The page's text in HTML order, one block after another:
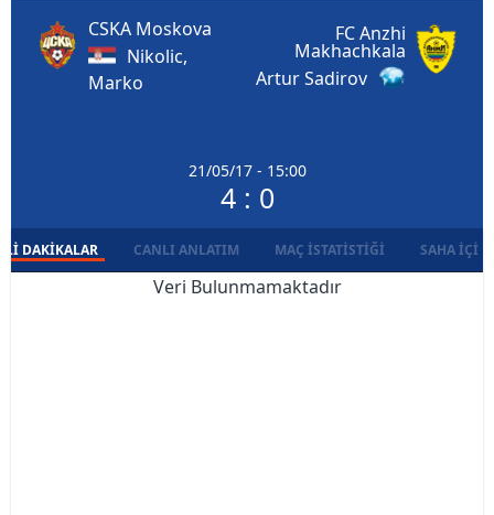
CSKA Moskova
Nikolic,
Marko
21/05/17 - 15:00
4 : 0
FC Anzhi
Makhachkala
Artur Sadirov
DAKIKALAR CANLI ANLATIM MAÇ İSTATISTIĞI SAHA İÇI
Veri Bulunmamaktadır